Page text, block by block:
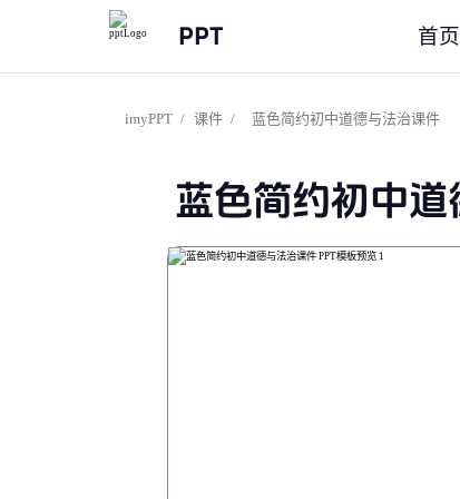
PPT 首页
imyPPT / 课件 / 蓝色简约初中道德与法治课件
蓝色简约初中